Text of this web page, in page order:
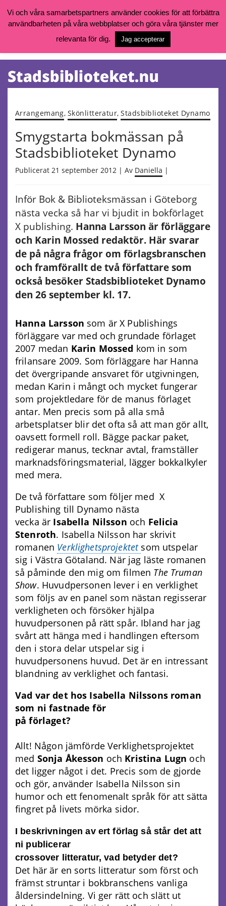
Vill du söka böcker, logga in på ditt bibliotekskonto eller nå övriga
goteborg.se/bibliotek
Öppettider, katalog och kontakt
Tjänster
Arrangemang, Skönlitteratur,Stadsbiblioteket Dynamo
Smygstarta bokmässan på
Stadsbiblioteket Dynamo
Publicerat 21 september 2012 | Av Daniella |
Inför Bok & Biblioteksmässan i Göteborg
nästa vecka så har vi bjudit in bokförlaget
X publishing. Hanna Larsson är förläggare
och Karin Mossed redaktör. Här svarar
de på några frågor om förlagsbranschen
och framförallt de två författare som
också besöker Stadsbiblioteket Dynamo
den 26 september kl. 17.
Hanna Larsson som är X Publishings
förläggare var med och grundade förlaget
2007 medan Karin Mossed kom in som
frilansare 2009. Som förläggare har Hanna
det övergripande ansvaret för utgivningen,
medan Karin i mångt och mycket fungerar
som projektledare för de manus förlaget
antar. Men precis som på alla små
arbetsplatser blir det ofta så att man gör allt,
oavsett formell roll. Bägge packar paket,
redigerar manus, tecknar avtal, framställer
marknadsföringsmaterial, lägger bokkalkyler
med mera.
De två författare som följer med X
Publishing till Dynamo nästa
vecka är Isabella Nilsson och Felicia
Stenroth. Isabella Nilsson har skrivit
romanen Verklighetsprojektet som utspelar
sig i Västra Götaland. När jag läste romanen
så påminde den mig om filmen The Truman
Show. Huvudpersonen lever i en verklighet
som följs av en panel som nästan regisserar
verkligheten och försöker hjälpa
huvudpersonen på rätt spår. Ibland har jag
svårt att hänga med i handlingen eftersom
den i stora delar utspelar sig i
huvudpersonens huvud. Det är en intressant
blandning av verklighet och fantasi.
Vad var det hos Isabella Nilssons roman
som ni fastnade för
på förlaget?
Allt! Någon jämförde Verklighetsprojektet
med Sonja Åkesson och Kristina Lugn och
det ligger något i det. Precis som de gjorde
och gör, använder Isabella Nilsson sin
humor och ett fenomenalt språk för att sätta
fingret på livets mörka sidor.
I beskrivningen av ert förlag så står det att
ni publicerar
crossover litteratur, vad betyder det?
Det här är en sorts litteratur som först och
främst struntar i bokbranschens vanliga
åldersindelning. Vi ger rätt och slätt ut
Vi och våra samarbetspartners använder cookies för att förbättra
användbarheten på våra webbplatser och göra våra tjänster mer
relevanta för dig.
Jag accepterar